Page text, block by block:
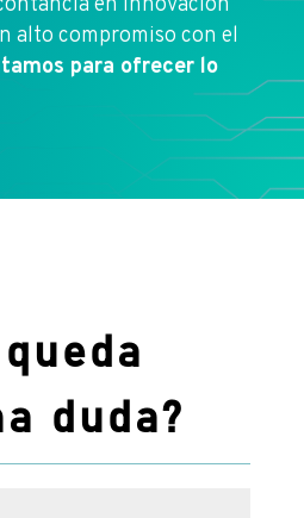
alto compromiso con el
para ofrecer lo
queda
duda?